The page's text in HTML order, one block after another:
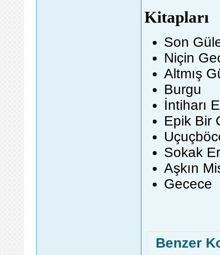
Kitapları
Son
Niçin
Altmış
Burgu
İntiharı
Epik Bir
Sokak
Aşkın
Gecece
Benzer